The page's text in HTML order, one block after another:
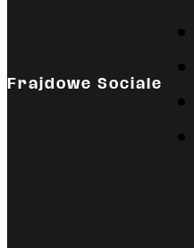
Frajdowe Sociale